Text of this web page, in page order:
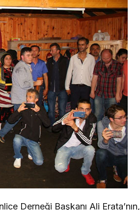
Derneği Başkanı Ali Erata’nın,